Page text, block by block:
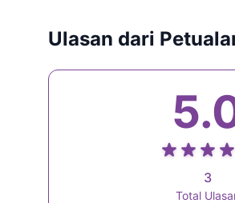
Ulasan dari
3
Total